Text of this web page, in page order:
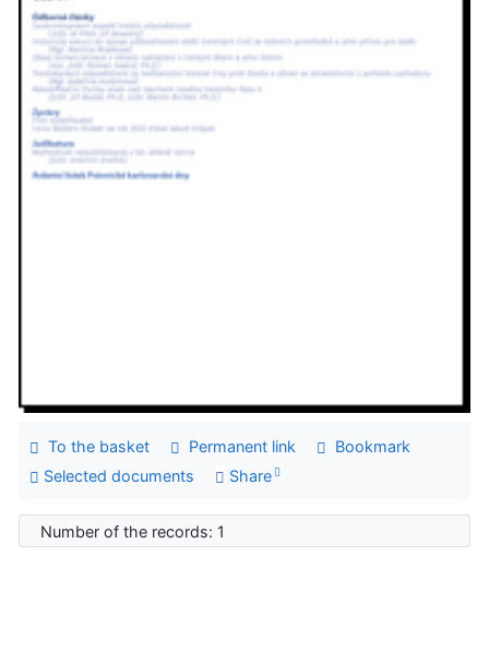
To the basket Permanent link
Bookmark
Selected documents
Share
Number of the records: 1